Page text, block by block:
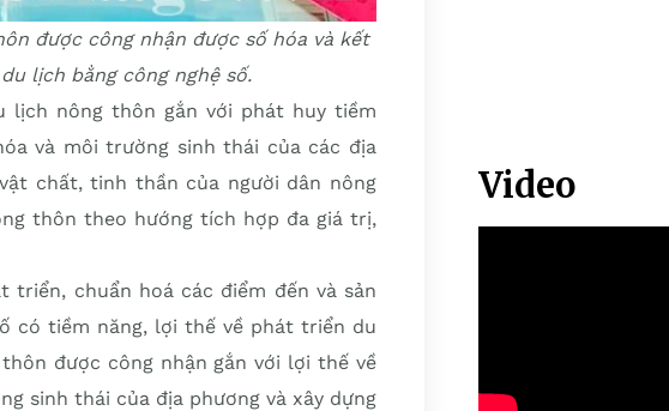
được công nhận được số hóa và kết
lịch bằng công nghệ số.
lịch nông thôn gắn với phát huy tiềm
và môi trường sinh thái của các địa
chất, tinh thần của người dân nông
thôn theo hướng tích hợp đa giá trị,
chuẩn hoá các điểm đến và sản
có tiềm năng, lợi thế về phát triển du
được công nhận gắn với lợi thế về
sinh thái của địa phương và xây dựng
Video